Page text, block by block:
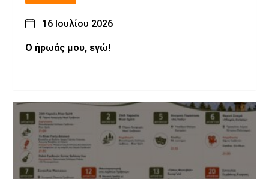
16 Ιουλίου 2026
Ο ήρωάς μου, εγώ!